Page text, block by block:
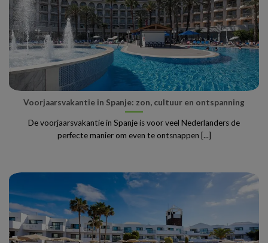
Voorjaarsvakantie in Spanje: zon, cultuur en ontspanning
De voorjaarsvakantie in Spanje is voor veel Nederlanders de
perfecte manier om even te ontsnappen [...]